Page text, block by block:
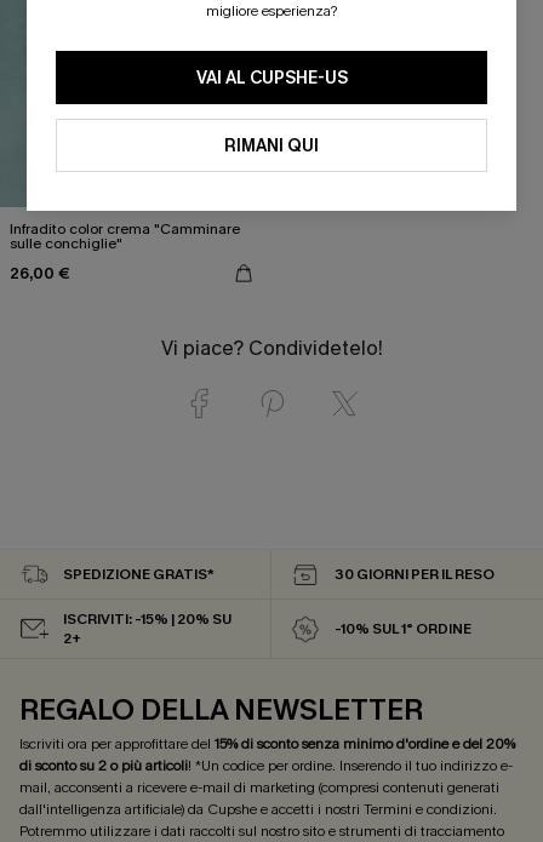
Infradito color crema "Camminare
sulle conchiglie"
26,00 €
Vi piace? Condividetelo!
migliore esperienza?
VAI AL CUPSHE-US
RIMANI QUI
SPEDIZIONE GRATIS* 30 GIORNI PER IL RESO
ISCRIVITI: -15% | 20% SU
2+
-10% SUL 1° ORDINE
REGALO DELLA NEWSLETTER
Iscriviti ora per approfittare del 15% di sconto senza minimo d'ordine e del 20%
di sconto su 2 o più articoli! *Un codice per ordine. Inserendo il tuo indirizzo e-
mail, acconsenti a ricevere e-mail di marketing (compresi contenuti generati
dall'intelligenza artificiale) da Cupshe e accetti i nostri Termini e condizioni.
Potremmo utilizzare i dati raccolti sul nostro sito e strumenti di tracciamento